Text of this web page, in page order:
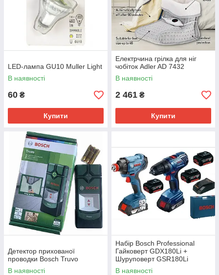
LED-лампа GU10 Muller Light
В наявності
60 ₴
Купити
Електрчина грілка для ніг
чобіток Adler AD 7432
В наявності
2 461 ₴
Купити
Детектор прихованої
проводки Bosch Truvo
В наявності
Набір Bosch Professional
Гайковерт GDX180Li +
Шуруповерт GSR180Li
В наявності